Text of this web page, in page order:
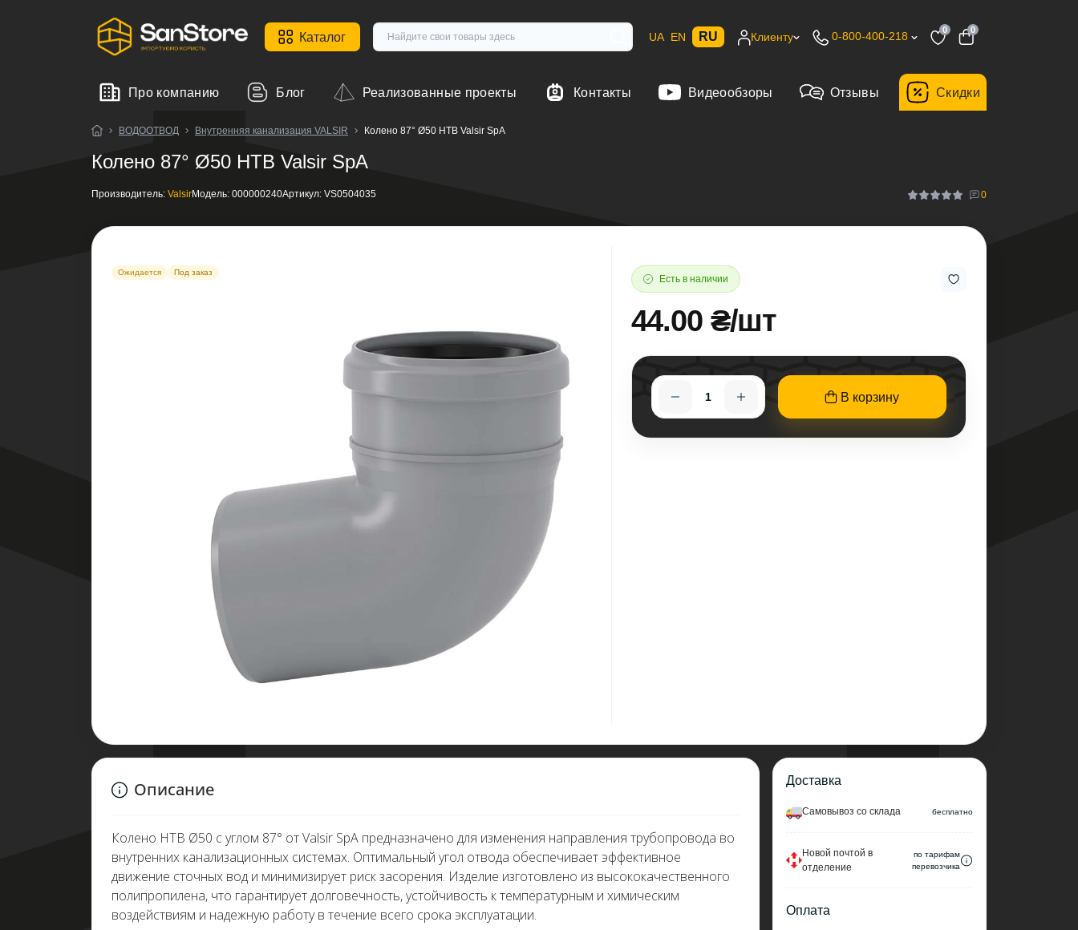
Каталог UA EN RU Клиенту 0-800-400-218
0 0
Про компанию Блог Реализованные проекты Контакты Видеообзоры Отзывы Cкидки
ВОДООТВОД Внутренняя канализация VALSIR Колено 87° Ø50 HTB Valsir SpA
Колено 87° Ø50 HTB Valsir SpA
Производитель: ValsirМодель: 000000240Артикул: VS0504035 0
Ожидается Под заказ
Есть в наличии
44.00 ₴/шт
В корзину
Доставка
Cамовывоз со склада беcплатно
Новой почтой в
отделение
по тарифам
перевозчика
Оплата
Описание
Колено HTB Ø50 с углом 87° от Valsir SpA предназначено для изменения направления трубопровода во
внутренних канализационных системах. Оптимальный угол отвода обеспечивает эффективное
движение сточных вод и минимизирует риск засорения. Изделие изготовлено из высококачественного
полипропилена, что гарантирует долговечность, устойчивость к температурным и химическим
воздействиям и надежную работу в течение всего срока эксплуатации.